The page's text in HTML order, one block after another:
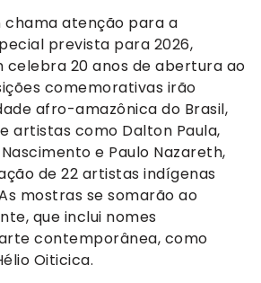
atenção para a
prevista para 2026,
celebra 20 anos de abertura ao
comemorativas irão
afro-amazônica do Brasil,
artistas como Dalton Paula,
e Paulo Nazareth,
de 22 artistas indígenas
mostras se somarão ao
que inclui nomes
contemporânea, como
Oiticica.